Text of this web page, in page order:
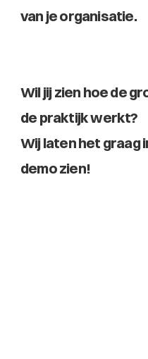
van je organisatie.
Wil jij zien hoe de
de praktijk werkt?
Wij laten het graag
demo zien!